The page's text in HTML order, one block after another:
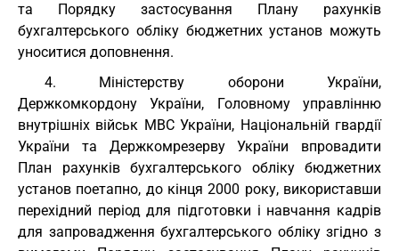
та Порядку застосування Плану рахунків
бухгалтерського обліку бюджетних установ можуть
уноситися доповнення.
4. Міністерству оборони України,
Держкомкордону України, Головному управлінню
внутрішніх військ МВС України, Національній гвардії
України та Держкомрезерву України впровадити
План рахунків бухгалтерського обліку бюджетних
установ поетапно, до кінця 2000 року, використавши
перехідний період для підготовки і навчання кадрів
для запровадження бухгалтерського обліку згідно з